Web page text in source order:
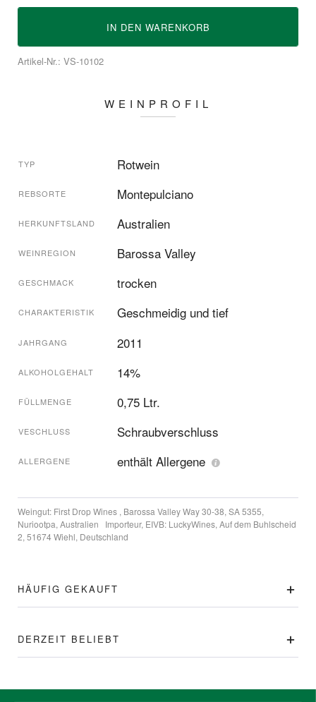
IN DEN WARENKORB
Artikel-Nr.: VS-10102
WEINPROFIL
TYP Rotwein
REBSORTE Montepulciano
HERKUNFTSLAND Australien
WEINREGION Barossa Valley
GESCHMACK trocken
CHARAKTERISTIK Geschmeidig und tief
JAHRGANG 2011
ALKOHOLGEHALT 14%
FÜLLMENGE 0,75 Ltr.
VESCHLUSS Schraubverschluss
ALLERGENE enthält Allergene
Weingut: First Drop Wines , Barossa Valley Way 30-38, SA 5355,
Nuriootpa, Australien
Importeur, EIVB: LuckyWines, Auf dem Buhlscheid
2, 51674 Wiehl, Deutschland
HÄUFIG GEKAUFT
DERZEIT BELIEBT